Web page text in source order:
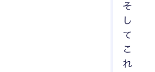
そ
し
て
こ
れ